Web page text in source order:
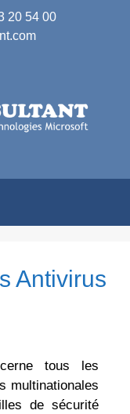
20 54 00
Antivirus
tous les
multinationales
de sécurité